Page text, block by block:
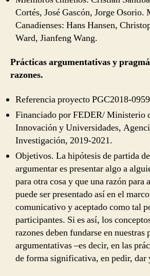
Cortés, José Gascón, Jorge Osorio.
Canadienses: Hans Hansen,
Ward, Jianfeng Wang.
Prácticas argumentativas y
razones.
Referencia proyecto PGC2018-
Financiado por FEDER/ Ministerio
Innovación y Universidades,
Investigación, 2019-2021.
Objetivos. La hipótesis de partida
argumentar es presentar algo a
para otra cosa y que una razón para
puede ser presentado así en el
comunicativo y aceptado como tal
participantes. Si es así, los
razones deben fundarse en nuestras
argumentativas –es decir, en las
de forma significativa, en pedir, dar